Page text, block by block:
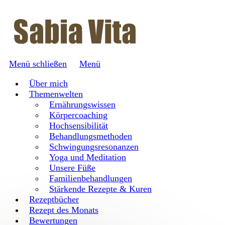
Menü schließen
Menü
Über mich
Themenwelten
Ernährungswissen
Körpercoaching
Hochsensibilität
Behandlungsmethoden
Schwingungsresonanzen
Yoga und Meditation
Unsere Füße
Familienbehandlungen
Stärkende Rezepte & Kuren
Rezeptbücher
Rezept des Monats
Bewertungen